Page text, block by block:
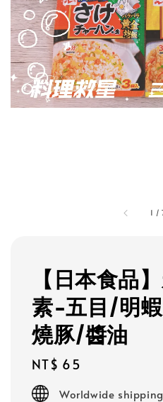
1 /
【日本食品
素-五目/明
燒豚/醬油
Regular
price
NT$ 65
Worldwide shipping